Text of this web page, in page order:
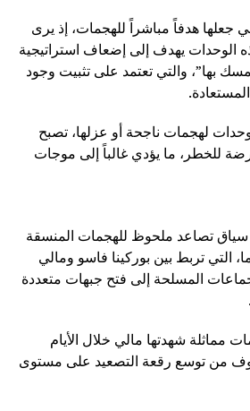
جعلها هدفاً مباشراً للهجمات، إذ يرى
الوحدات يهدف إلى إضعاف استراتيجية
بها”، والتي تعتمد على تثبيت وجود
لهجمات ناجحة أو عزلها، تصبح
للخطر، ما يؤدي غالباً إلى موجات
تصاعد ملحوظ للهجمات المنسقة
التي تربط بين بوركينا فاسو ومالي
المسلحة إلى فتح جبهات متعددة
مماثلة شهدتها مالي خلال الأيام
من توسع رقعة التصعيد على مستوى